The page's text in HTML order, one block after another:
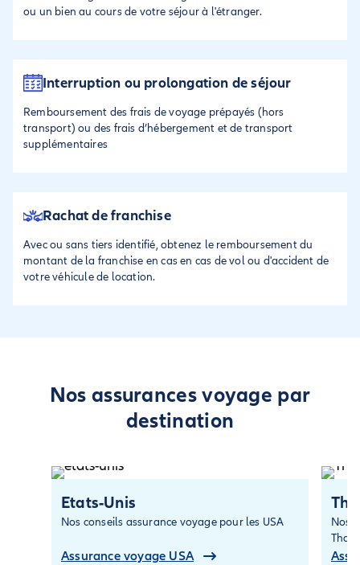
ou un bien au cours de votre séjour à l'étranger.
Interruption ou prolongation de séjour
Remboursement des frais de voyage prépayés (hors
transport) ou des frais d’hébergement et de transport
supplémentaires
Rachat de franchise
Avec ou sans tiers identifié, obtenez le remboursement du
montant de la franchise en cas en cas de vol ou d'accident de
votre véhicule de location.
Nos assurances voyage par
destination
Etats-Unis
Nos conseils assurance voyage pour les USA
Assurance voyage USA
Nos